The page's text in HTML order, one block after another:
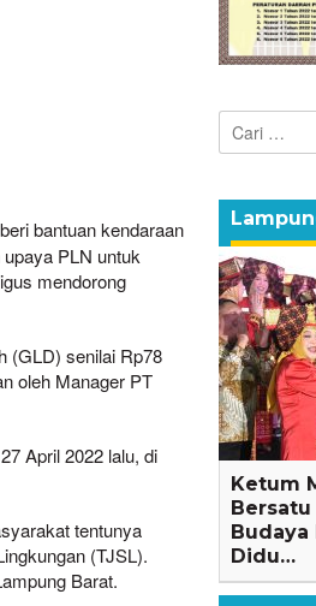
bantuan kendaraan
PLN untuk
mendorong
(GLD) senilai Rp78
oleh Manager PT
April 2022 lalu, di
tentunya
(TJSL).
Barat.
Cari
untuk:
Ketum
Budaya
Didu…